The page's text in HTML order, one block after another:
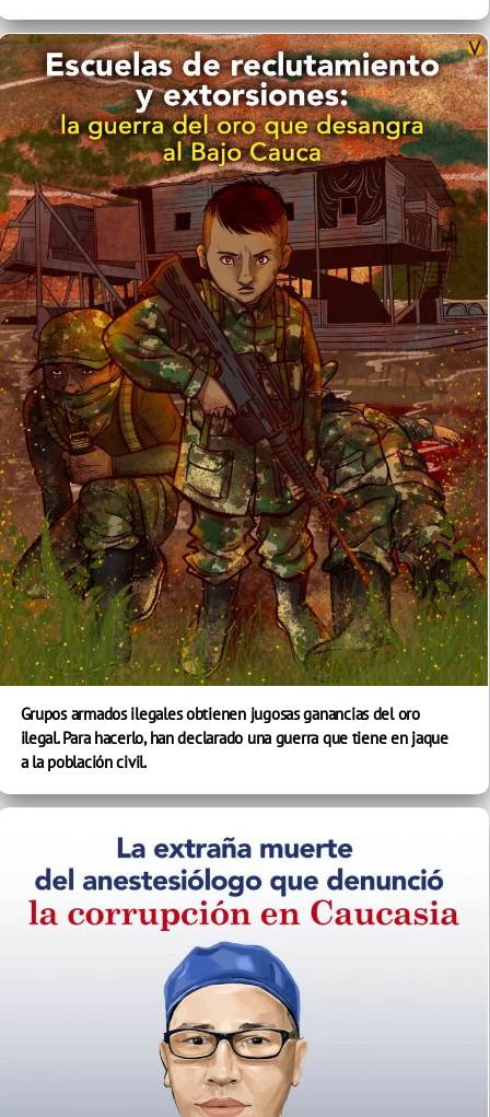
Grupos armados ilegales obtienen jugosas ganancias del oro
ilegal. Para hacerlo, han declarado una guerra que tiene en jaque
a la población civil.